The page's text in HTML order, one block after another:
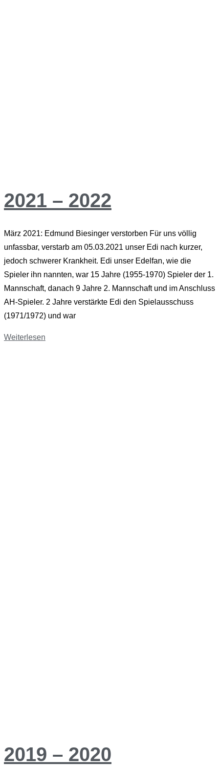
2021 – 2022
März 2021: Edmund Biesinger verstorben Für uns völlig
unfassbar, verstarb am 05.03.2021 unser Edi nach kurzer,
jedoch schwerer Krankheit. Edi unser Edelfan, wie die
Spieler ihn nannten, war 15 Jahre (1955-1970) Spieler der 1.
Mannschaft, danach 9 Jahre 2. Mannschaft und im Anschluss
AH-Spieler. 2 Jahre verstärkte Edi den Spielausschuss
(1971/1972) und war
Weiterlesen
2019 – 2020